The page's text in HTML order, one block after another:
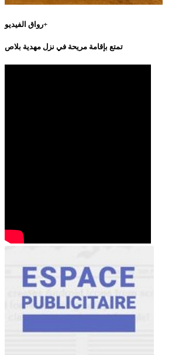
رواق الفيديو+
تمتع بإقامة مريحة في نزل مهدية بلاص